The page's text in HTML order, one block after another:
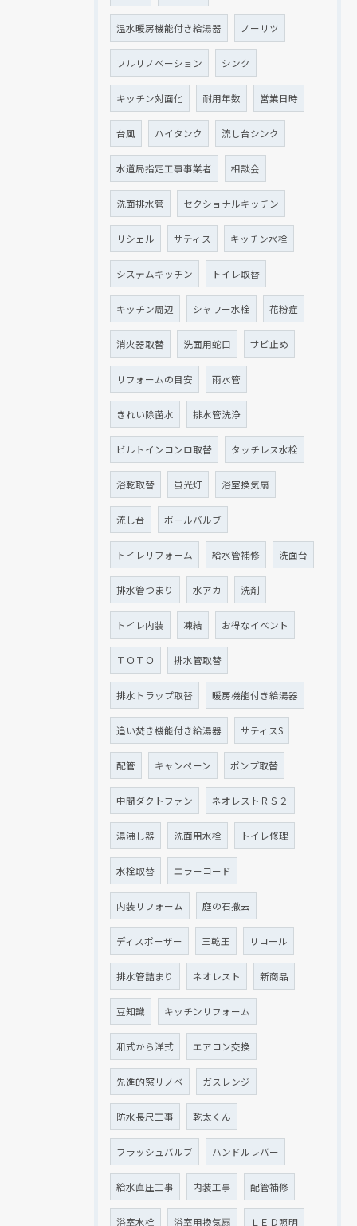
温水暖房機能付き給湯器 ノーリツ
フルリノベーション シンク
キッチン対面化 耐用年数 営業日時
台風 ハイタンク 流し台シンク
水道局指定工事事業者 相談会
洗面排水管 セクショナルキッチン
リシェル サティス キッチン水栓
システムキッチン トイレ取替
キッチン周辺 シャワー水栓 花粉症
消火器取替 洗面用蛇口 サビ止め
リフォームの目安 雨水管
きれい除菌水 排水管洗浄
ビルトインコンロ取替 タッチレス水栓
浴乾取替 蛍光灯 浴室換気扇
流し台 ボールバルブ
トイレリフォーム 給水管補修 洗面台
排水管つまり 水アカ 洗剤
トイレ内装 凍結 お得なイベント
ＴＯＴＯ 排水管取替
排水トラップ取替 暖房機能付き給湯器
追い焚き機能付き給湯器 サティスS
配管 キャンペーン ポンプ取替
中間ダクトファン ネオレストＲＳ２
湯沸し器 洗面用水栓 トイレ修理
水栓取替 エラーコード
内装リフォーム 庭の石撤去
ディスポーザー 三乾王 リコール
排水管詰まり ネオレスト 新商品
豆知識 キッチンリフォーム
和式から洋式 エアコン交換
先進的窓リノベ ガスレンジ
防水長尺工事 乾太くん
フラッシュバルブ ハンドルレバー
給水直圧工事 内装工事 配管補修
浴室水栓 浴室用換気扇 ＬＥＤ照明